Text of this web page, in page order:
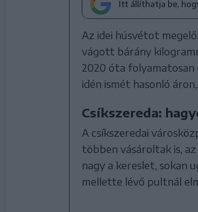
Itt állíthatja be,
Az idei húsvétot
vágott bárány
2020 óta folyamatosan
idén ismét hasonló
Csíkszereda:
A csíkszeredai
többen vásároltak is,
nagy a kereslet, sokan
mellette lévő pultnál